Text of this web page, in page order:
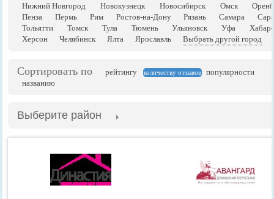
Нижний Новгород
Новокузнецк Новосибирск Омск
Пенза
Пермь Рим Ростов-на-Дону Рязань Самара
Тольятти
Томск Тула Тюмень Ульяновск Уфа
Херсон
Челябинск Ялта Ярославль Выбрать другой город
Сортировать по рейтингу количеству отзывов
популярности
названию
Выберите район